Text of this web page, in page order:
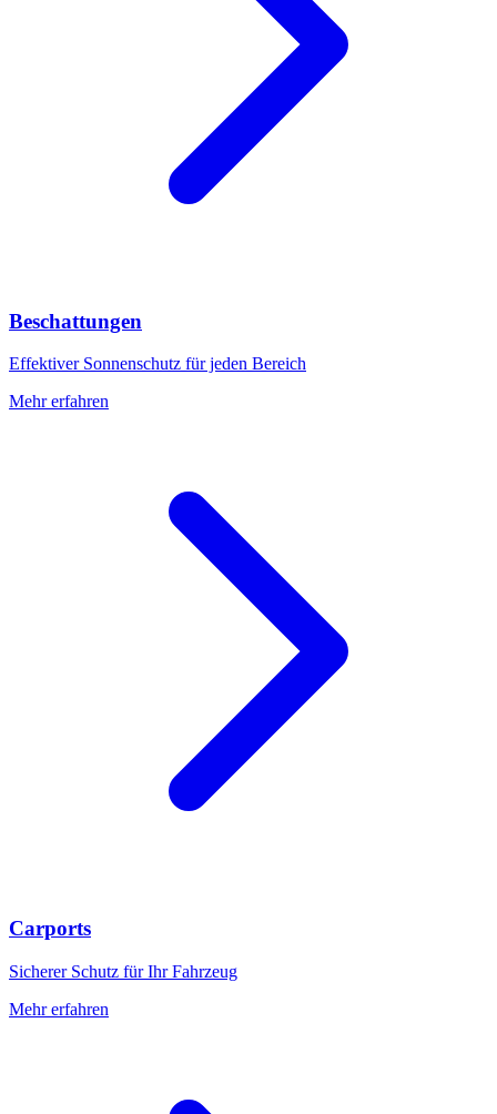
Beschattungen
Effektiver Sonnenschutz für jeden Bereich
Mehr erfahren
Carports
Sicherer Schutz für Ihr Fahrzeug
Mehr erfahren